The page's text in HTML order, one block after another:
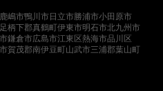
鹿嶋市鴨川市 日立市勝浦市小田原市
足柄下郡真鶴町伊東市明石市北九州市
鎌倉市広島市江東区熱海市品川区
賀茂郡南伊豆町山武市三浦郡葉山町